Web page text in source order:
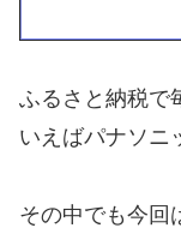
ふるさと納税で
いえばパナソニ
その中でも今回